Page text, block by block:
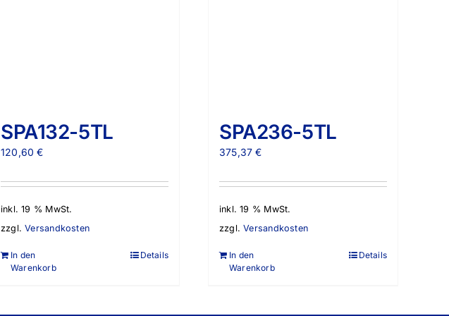
SPA132-5TL
120,60€
inkl. 19 % MwSt.
zzgl.Versandkosten
In den
Warenkorb
Details
SPA236-5TL
375,37€
inkl. 19 % MwSt.
zzgl.Versandkosten
In den
Warenkorb
Details